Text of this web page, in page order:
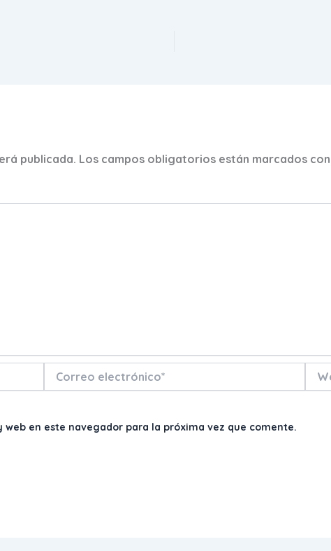
publicada. Los campos obligatorios están marcados
electrónico*
en este navegador para la próxima vez que comente.